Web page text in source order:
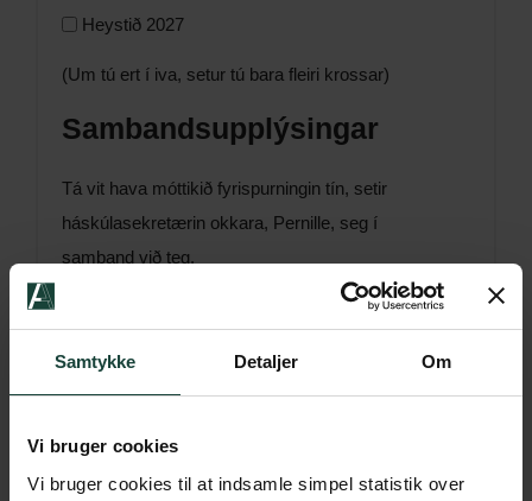
Samtykke Detaljer Om
Vi bruger cookies
Vi bruger cookies til at indsamle simpel statistik over
Heystið 2027
(Um tú ert í iva, setur tú bara fleiri krossar)
Sambandsupplýsingar
Tá vit hava móttikið fyrispurningin tín, setir
háskúlasekretærin okkara, Pernille, seg í
samband við teg.
Fulla navn *
Teldupost *